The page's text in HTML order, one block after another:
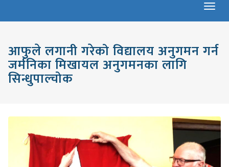
आफुले लगानी गरेको विद्यालय अनुगमन गर्न
जर्मनिका मिखायल अनुगमनका लागि
सिन्धुपाल्चोक